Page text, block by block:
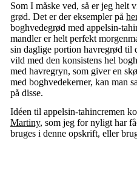
Som I måske ved, så er jeg helt
grød. Det er der eksempler på
boghvedegrød med appelsin-
mandler er helt perfekt
sin daglige portion havregrød til
vild med den konsistens hel
med havregryn, som giver en
med boghvedekerner, kan man
på disse.
Idéen til appelsin-tahincremen
Martiny, som jeg for nyligt har
bruges i denne opskrift, eller